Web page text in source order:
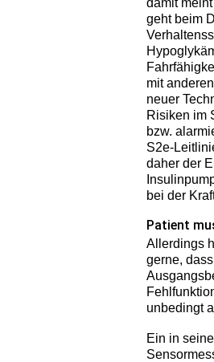
geht beim
mit
neuer
Risiken im
bzw.
S2e-
daher der
bei der
Patient
Allerdings
gerne,
unbedingt
Ein in